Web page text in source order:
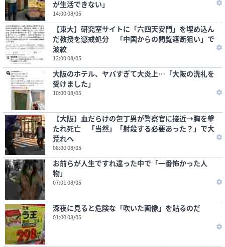
が生活できない」
14:00 08/05
【東大】研究室サイトに「六四天安門」を埋め込ん
だ教授を懲戒処分 「中国からの閲覧遮断狙い」で
波紋
12:00 08/05
大阪のホテル、ヤバすぎて大炎上…「大阪の洗礼を
受けました」
10:00 08/05
【大阪】血だらけの包丁男が警察官に接近→胸を撃
たれ死亡 「当然」「射殺する必要あった？」で大
荒れへ
08:00 08/05
お前らが人生ですれ違った中で「一番怖かった人
物」
07:01 08/05
深夜に見ると危険な「吹いた画像」を貼るのだ
01:00 08/05